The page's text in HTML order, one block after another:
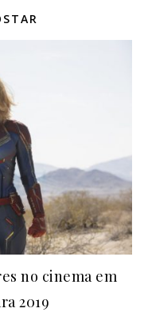
no cinema em
2019